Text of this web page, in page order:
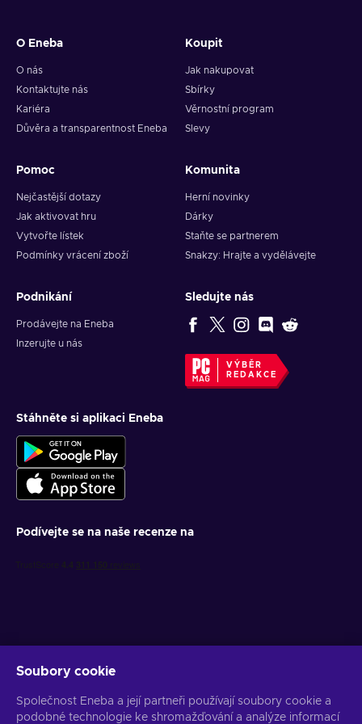
Note: You can choose one currency at a time and can only
redeem your whole voucher at once. Once you’ve done that,
you should give it up to 30 minutes for your cryptocurrency
to arrive in your wallet. After that, you can use your new
O Eneba
O nás
Kontaktujte nás
Kariéra
Důvěra a transparentnost Eneba
Koupit
Jak nakupovat
Sbírky
Věrnostní program
Slevy
Pomoc
Nejčastější dotazy
Jak aktivovat hru
Vytvořte lístek
Podmínky vrácení zboží
Komunita
Herní novinky
Dárky
Staňte se partnerem
Snakzy: Hrajte a vydělávejte
Podnikání
Prodávejte na Eneba
Inzerujte u nás
Sledujte nás
VÝBĚR
REDAKCE
Stáhněte si aplikaci Eneba
Podívejte se na naše recenze na
Získejte personalizované nabídky her
Předplatit
Soubory cookie
Společnost Eneba a její partneři používají soubory cookie a
podobné technologie ke shromažďování a analýze informací